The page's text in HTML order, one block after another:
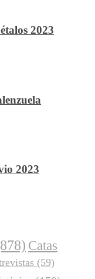
2023
2023
2023